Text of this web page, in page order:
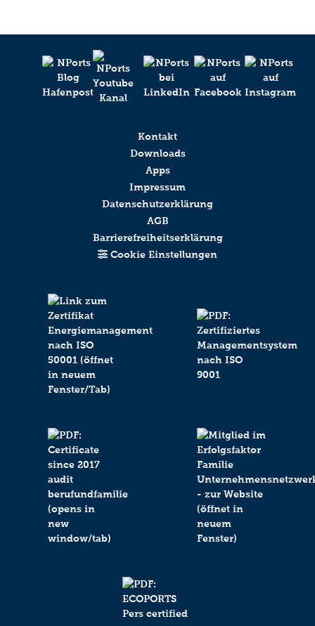
Kontakt
Downloads
Apps
Impressum
Datenschutzerklärung
AGB
Barrierefreiheitserklärung
Cookie Einstellungen